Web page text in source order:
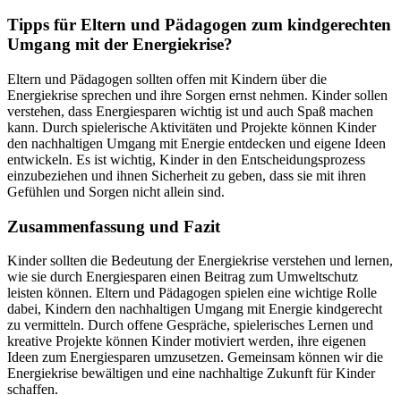
Tipps für Eltern und Pädagogen zum kindgerechten
Umgang mit der Energiekrise?
Eltern und Pädagogen sollten offen mit Kindern über die
Energiekrise sprechen und ihre Sorgen ernst nehmen. Kinder sollen
verstehen, dass Energiesparen wichtig ist und auch Spaß machen
kann. Durch spielerische Aktivitäten und Projekte können Kinder
den nachhaltigen Umgang mit Energie entdecken und eigene Ideen
entwickeln. Es ist wichtig, Kinder in den Entscheidungsprozess
einzubeziehen und ihnen Sicherheit zu geben, dass sie mit ihren
Gefühlen und Sorgen nicht allein sind.
Zusammenfassung und Fazit
Kinder sollten die Bedeutung der Energiekrise verstehen und lernen,
wie sie durch Energiesparen einen Beitrag zum Umweltschutz
leisten können. Eltern und Pädagogen spielen eine wichtige Rolle
dabei, Kindern den nachhaltigen Umgang mit Energie kindgerecht
zu vermitteln. Durch offene Gespräche, spielerisches Lernen und
kreative Projekte können Kinder motiviert werden, ihre eigenen
Ideen zum Energiesparen umzusetzen. Gemeinsam können wir die
Energiekrise bewältigen und eine nachhaltige Zukunft für Kinder
schaffen.